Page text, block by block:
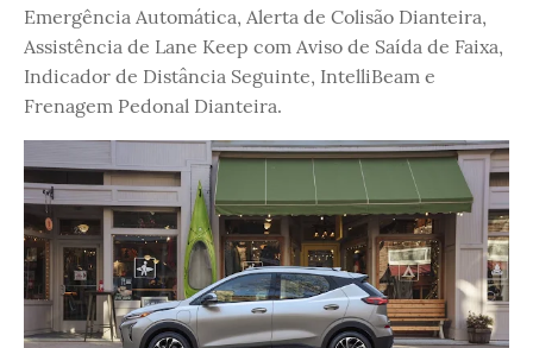
Emergência Automática, Alerta de Colisão Dianteira,
Assistência de Lane Keep com Aviso de Saída de Faixa,
Indicador de Distância Seguinte, IntelliBeam e
Frenagem Pedonal Dianteira.